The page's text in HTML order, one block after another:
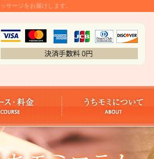
サージをお届けします。